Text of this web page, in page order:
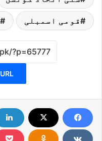
قومی اسمبلی
URL کاپی کریں